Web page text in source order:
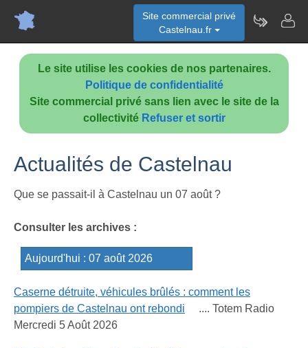
Le site utilise les cookies de nos partenaires.
Politique de confidentialité
Site commercial privé sans lien avec le site de la
collectivité Refuser et sortir
Site commercial privé
Castelnau.fr
Actualités de Castelnau
Que se passait-il à Castelnau un 07 août ?
Consulter les archives :
Caserne détruite, véhicules brûlés : comment les
pompiers de Castelnau ont rebondi .... Totem Radio
Mercredi 5 Août 2026